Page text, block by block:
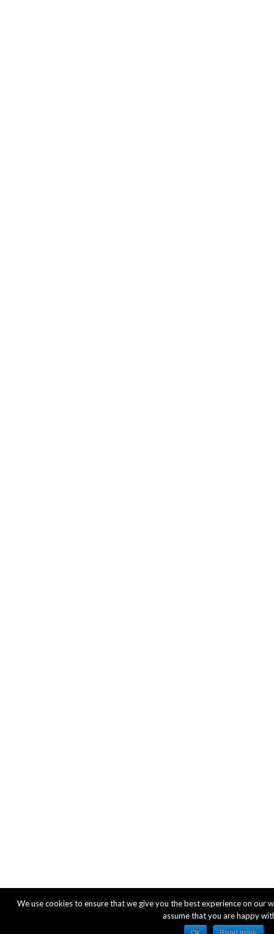
We use cookies to ensure that we give you the best experience on our
assume that you are happy